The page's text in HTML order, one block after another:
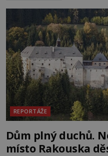
je umělá družice od
1873 kilometrů, nachá
REPORTÁŽE
Dům plný duchů.
místo Rakouska